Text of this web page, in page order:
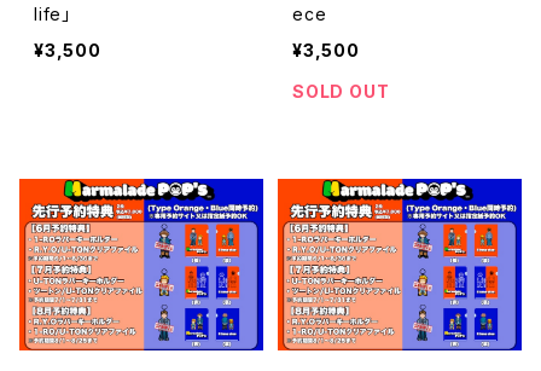
life」
¥3,500
ece
¥3,500
SOLD OUT